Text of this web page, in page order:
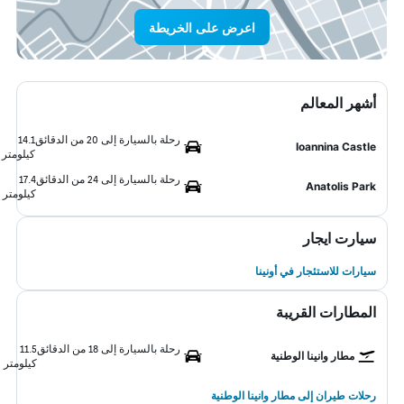
اعرض على الخريطة
أشهر المعالم
Ioannina Castle
رحلة بالسيارة إلى 20 من الدقائق
14.1
كيلومتر
Anatolis Park
رحلة بالسيارة إلى 24 من الدقائق
17.4
كيلومتر
سيارت ايجار
سيارات للاستئجار في أونينا
المطارات القريبة
مطار وانينا الوطنية
رحلة بالسيارة إلى 18 من الدقائق
11.5
كيلومتر
رحلات طيران إلى مطار وانينا الوطنية